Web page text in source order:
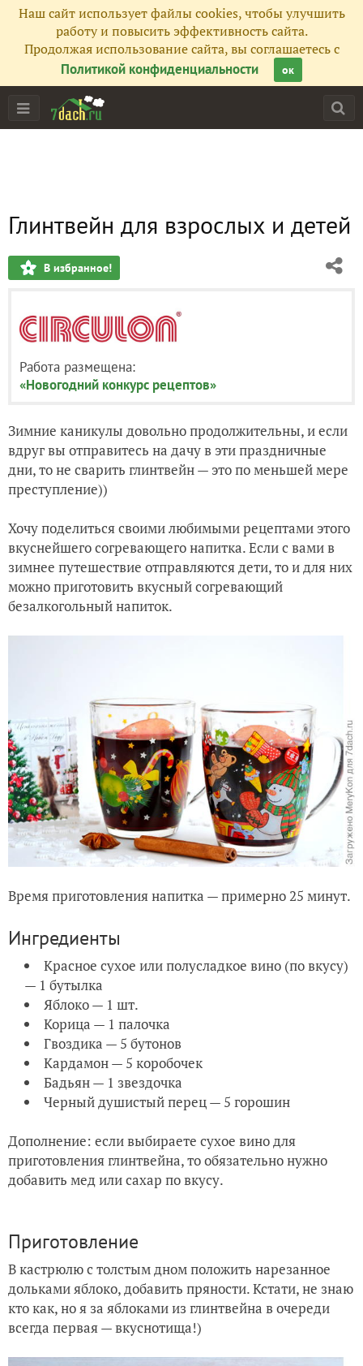
Наш сайт использует файлы cookies, чтобы улучшить
работу и повысить эффективность сайта.
Продолжая использование сайта, вы соглашаетесь с
Политикой конфиденциальности
ок
Глинтвейн для взрослых и детей
В избранное!
Работа размещена:
«Новогодний конкурс рецептов»
Зимние каникулы довольно продолжительны, и если
вдруг вы отправитесь на дачу в эти праздничные
дни, то не сварить глинтвейн — это по меньшей мере
преступление))
Хочу поделиться своими любимыми рецептами этого
вкуснейшего согревающего напитка.Если с вами в
зимнее путешествие отправляются дети, то и для них
можно приготовить вкусный согревающий
безалкогольный напиток.
Время приготовления напитка — примерно 25 минут.
Ингредиенты
Красное сухое или полусладкое вино (по вкусу)
— 1 бутылка
Яблоко — 1 шт.
Корица — 1 палочка
Гвоздика — 5 бутонов
Кардамон — 5 коробочек
Бадьян — 1 звездочка
Черный душистый перец — 5 горошин
Дополнение: если выбираете сухое вино для
приготовления глинтвейна, то обязательно нужно
добавить мед или сахар по вкусу.
Приготовление
В кастрюлю с толстым дном положить нарезанное
дольками яблоко, добавить пряности. Кстати, не знаю
кто как, но я за яблоками из глинтвейна в очереди
всегда первая — вкуснотища!)